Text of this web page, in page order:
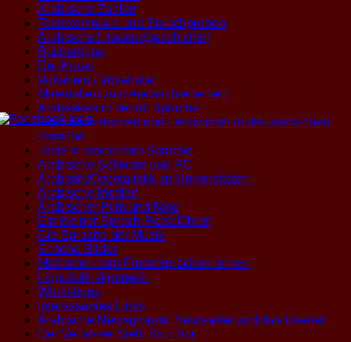
Arabische Zahlen
Textexemplare und Sprachproben
Arabische Literatur(geschichte)
Büchertipps
Der Koran
Vokabeln / Vokabular
Materialien zum Arabisch erlernen
Arabesken in der dt. Sprache
Internationalismen und Lehnwörter in der arabischen
Sprache
Texte in arabischer Sprache
Arabische Software und PC
Arabistik/Orientalistik an Universitäten
Arabische Medien
Arabischer Film und Kino
Ein kleiner Sprach-Reiseführer
Die Sprache der Musik
Schöne Bilder
Methoden zum Fremdsprachen lernen
Linguistik allgemein
Workshops
Interessantes Links
Arabische Newsgroups, Newsletter und das Usenet
Der Verfasser Stellt Sich Vor